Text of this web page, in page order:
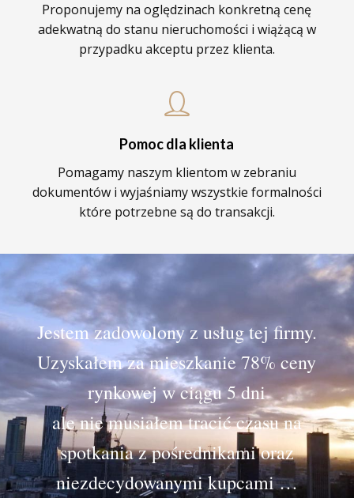
Proponujemy na oględzinach konkretną cenę
adekwatną do stanu nieruchomości i wiążącą w
przypadku akceptu przez klienta.
Pomoc dla klienta
Pomagamy naszym klientom w zebraniu
dokumentów i wyjaśniamy wszystkie formalności
które potrzebne są do transakcji.
Jestem zadowolony z usług tej firmy.
Uzyskałem za mieszkanie 78% ceny
rynkowej w ciągu 5 dni
ale nie musiałem tracić czasu na
spotkania z pośrednikami oraz
niezdecydowanymi kupcami …